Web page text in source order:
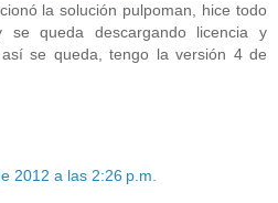
la solución pulpoman, hice todo
queda descargando licencia y
se queda, tengo la versión 4 de
2012 a las 2:26 p.m.